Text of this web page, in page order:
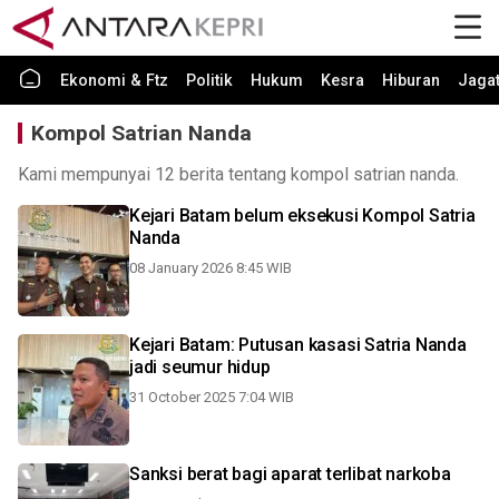
Ekonomi & Ftz Politik Hukum Kesra Hiburan Jagat
Kompol Satrian Nanda
Kami mempunyai 12 berita tentang kompol satrian nanda.
Kejari Batam belum eksekusi Kompol Satria
Nanda
08 January 2026 8:45 WIB
Kejari Batam: Putusan kasasi Satria Nanda
jadi seumur hidup
31 October 2025 7:04 WIB
Sanksi berat bagi aparat terlibat narkoba